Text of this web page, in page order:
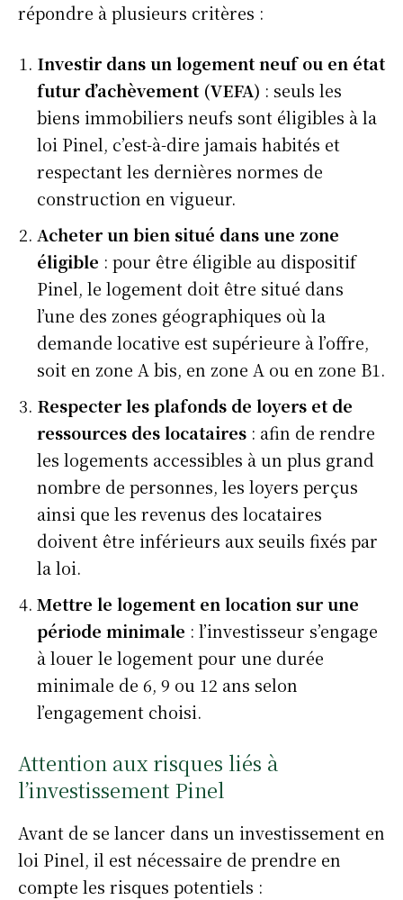
répondre à plusieurs critères :
Investir dans un logement neuf ou en état
futur d’achèvement (VEFA) : seuls les
biens immobiliers neufs sont éligibles à la
loi Pinel, c’est-à-dire jamais habités et
respectant les dernières normes de
construction en vigueur.
Acheter un bien situé dans une zone
éligible : pour être éligible au dispositif
Pinel, le logement doit être situé dans
l’une des zones géographiques où la
demande locative est supérieure à l’offre,
soit en zone A bis, en zone A ou en zone B1.
Respecter les plafonds de loyers et de
ressources des locataires : afin de rendre
les logements accessibles à un plus grand
nombre de personnes, les loyers perçus
ainsi que les revenus des locataires
doivent être inférieurs aux seuils fixés par
la loi.
Mettre le logement en location sur une
période minimale : l’investisseur s’engage
à louer le logement pour une durée
minimale de 6, 9 ou 12 ans selon
l’engagement choisi.
Attention aux risques liés à
l’investissement Pinel
Avant de se lancer dans un investissement en
loi Pinel, il est nécessaire de prendre en
compte les risques potentiels :